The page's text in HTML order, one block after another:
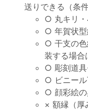
送りできる（条件
○ 丸キリ
○ 年賀状型
○ 干支の色
装する場合
○ 彫刻道具
○ ビニー
○ 顔彩絵
× 額縁（厚